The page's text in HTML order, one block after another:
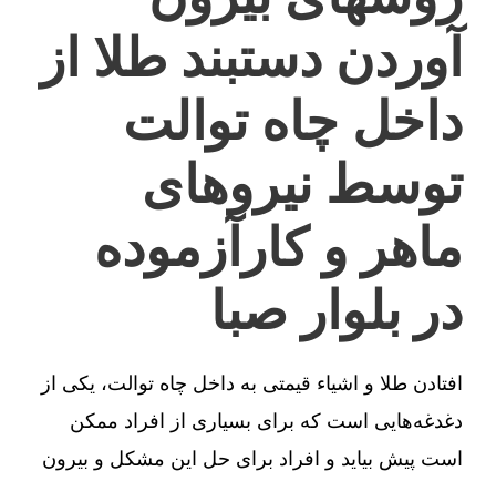
آوردن دستبند طلا از
داخل چاه توالت
توسط نیروهای
ماهر و کارآزموده
در بلوار صبا
افتادن طلا و اشیاء قیمتی به داخل چاه توالت، یکی از
دغدغه‌هایی است که برای بسیاری از افراد ممکن
است پیش بیاید و افراد برای حل این مشکل و بیرون